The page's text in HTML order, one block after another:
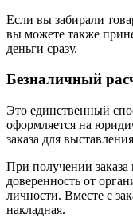
Если вы забирали
вы можете также
деньги сразу.
Безналичный
Это единственный
оформляется на
заказа для
При получении заказа
доверенность от
личности. Вместе с
накладная.